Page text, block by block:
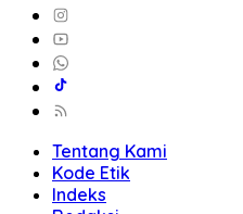
Tentang Kami
Kode Etik
Indeks